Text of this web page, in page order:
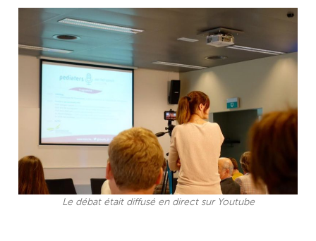
Le débat était diffusé en direct sur Youtube